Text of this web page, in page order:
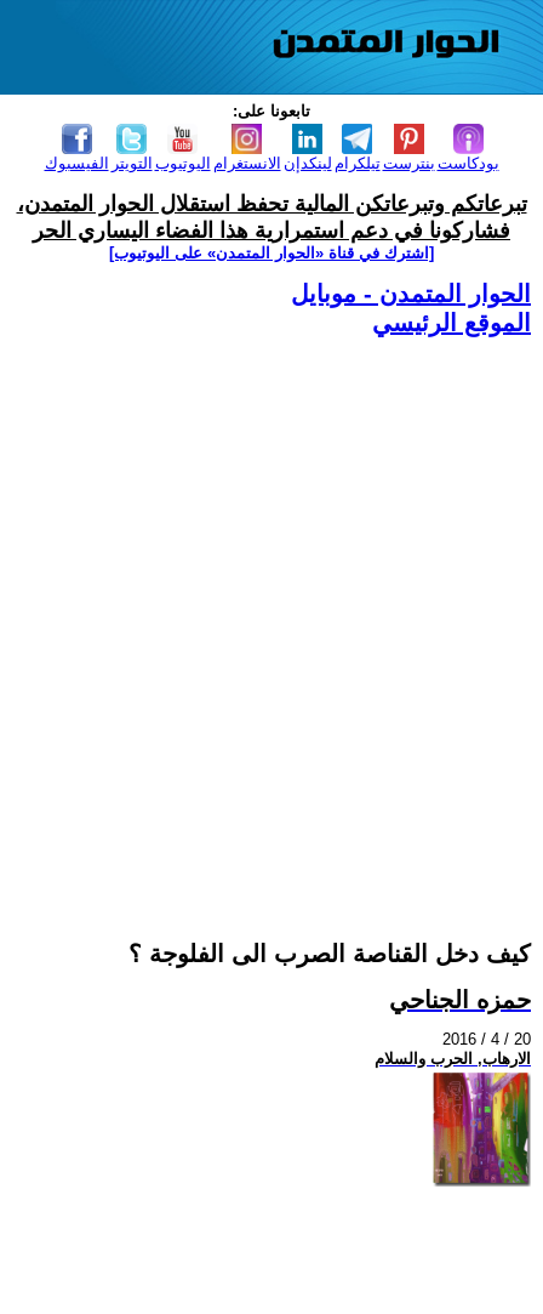
تابعونا على:
الفيسبوك التويتر اليوتيوب الانستغرام لينكدإن تيلكرامبنترست بودكاست
تبرعاتكم وتبرعاتكن المالية تحفظ استقلال الحوار المتمدن،
فشاركونا في دعم استمرارية هذا الفضاء اليساري الحر
[اشترك في قناة ‫«الحوار المتمدن» على اليوتيوب]
الحوار المتمدن - موبايل
الموقع الرئيسي
كيف دخل القناصة الصرب الى الفلوجة ؟
حمزه الجناحي
2016 / 4 / 20
الارهاب, الحرب والسلام